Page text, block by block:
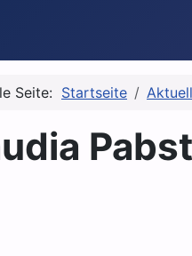
Seite: Startseite
Pabst